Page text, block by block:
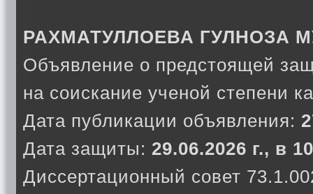
РАХМАТУЛЛОЕВА ГУЛНОЗА
Объявление о предстоящей
на соискание ученой степени
Дата публикации объявления:
Дата защиты: 29.06.2026 г., в
Диссертационный совет